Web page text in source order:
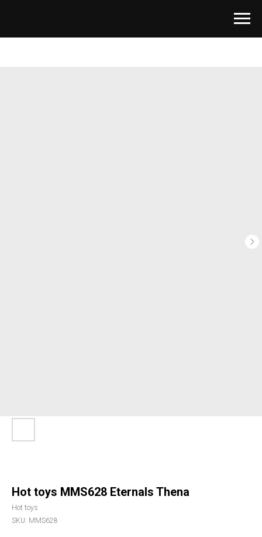
Hot toys MMS628 Eternals Thena
Hot toys
SKU: MMS628